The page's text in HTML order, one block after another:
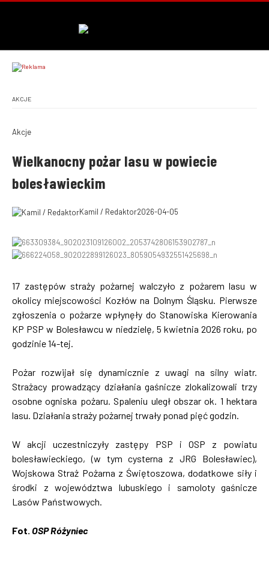
AKCJE
Akcje
Wielkanocny pożar lasu w powiecie
bolesławieckim
Kamil / Redaktor2026-04-05
17 zastępów straży pożarnej walczyło z pożarem lasu w
okolicy miejscowości Kozłów na Dolnym Śląsku. Pierwsze
zgłoszenia o pożarze wpłynęły do Stanowiska Kierowania
KP PSP w Bolesławcu w niedzielę, 5 kwietnia 2026 roku, po
godzinie 14-tej.
Pożar rozwijał się dynamicznie z uwagi na silny wiatr.
Strażacy prowadzący działania gaśnicze zlokalizowali trzy
osobne ogniska pożaru. Spaleniu uległ obszar ok. 1 hektara
lasu. Działania straży pożarnej trwały ponad pięć godzin.
W akcji uczestniczyły zastępy PSP i OSP z powiatu
bolesławieckiego, (w tym cysterna z JRG Bolesławiec),
Wojskowa Straż Pożarna z Świętoszowa, dodatkowe siły i
środki z województwa lubuskiego i samoloty gaśnicze
Lasów Państwowych.
Fot. OSP Różyniec